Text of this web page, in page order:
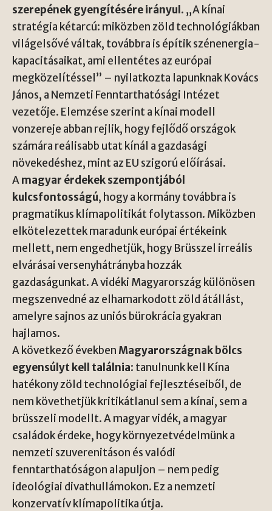
szerepének gyengítésére irányul . „A kínai
stratégia kétarcú: miközben zöld technológiákban
világelsővé váltak, továbbra is építik szénenergia-
kapacitásaikat, ami ellentétes az európai
megközelítéssel” – nyilatkozta lapunknak Kovács
János, a Nemzeti Fenntarthatósági Intézet
vezetője. Elemzése szerint a kínai modell
vonzereje abban rejlik, hogy fejlődő országok
számára reálisabb utat kínál a gazdasági
növekedéshez, mint az EU szigorú előírásai.
Amagyar érdekek szempontjából
kulcsfontosságú, hogy a kormány továbbra is
pragmatikus klímapolitikát folytasson. Miközben
elkötelezettek maradunk európai értékeink
mellett, nem engedhetjük, hogy Brüsszel irreális
elvárásai versenyhátrányba hozzák
gazdaságunkat. A vidéki Magyarország különösen
megszenvedné az elhamarkodott zöld átállást,
amelyre sajnos az uniós bürokrácia gyakran
hajlamos.
A következő évekbenMagyarországnak bölcs
egyensúlyt kell találnia: tanulnunk kell Kína
hatékony zöld technológiai fejlesztéseiből, de
nem követhetjük kritikátlanul sem a kínai, sem a
brüsszeli modellt. A magyar vidék, a magyar
családok érdeke, hogy környezetvédelmünk a
nemzeti szuverenitáson és valódi
fenntarthatóságon alapuljon – nem pedig
ideológiai divathullámokon. Ez a nemzeti
konzervatív klímapolitika útja.